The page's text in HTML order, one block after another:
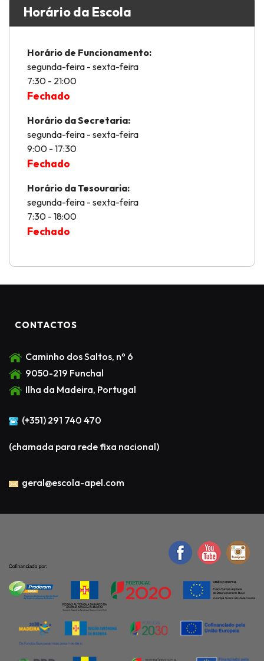
Horário da Escola
Horário de Funcionamento:
segunda-feira - sexta-feira
7:30 - 21:00
Fechado
Horário da Secretaria:
segunda-feira - sexta-feira
9:00 - 17:30
Fechado
Horário da Tesouraria:
segunda-feira - sexta-feira
7:30 - 18:00
Fechado
CONTACTOS
Caminho dos Saltos, nº 6
9050-219 Funchal
Ilha da Madeira, Portugal
(+351) 291 740 470
(chamada para rede fixa nacional)
geral@escola-apel.com